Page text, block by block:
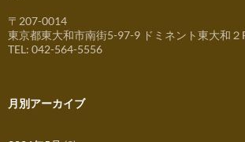
〒207-0014
東京都東大和市南街5-97-9 ドミネント東大和２
TEL: 042-564-5556
月別アーカイブ